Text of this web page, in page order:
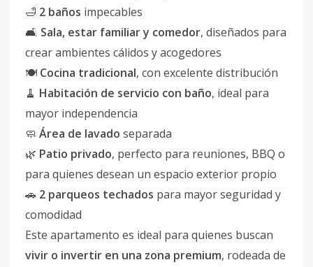
🛁 2 baños impecables
🛋️ Sala, estar familiar y comedor, diseñados para
crear ambientes cálidos y acogedores
🍽️ Cocina tradicional, con excelente distribución
🧹 Habitación de servicio con baño, ideal para
mayor independencia
🧼 Área de lavado separada
🌿 Patio privado, perfecto para reuniones, BBQ o
para quienes desean un espacio exterior propio
🚗 2 parqueos techados para mayor seguridad y
comodidad
Este apartamento es ideal para quienes buscan
vivir o invertir en una zona premium, rodeada de